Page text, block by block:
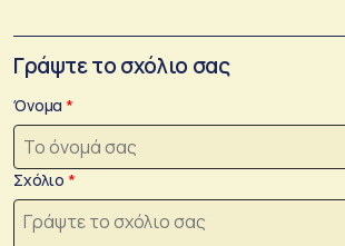
Γράψτε το σχόλιο σας
Όνομα
Σχόλιο